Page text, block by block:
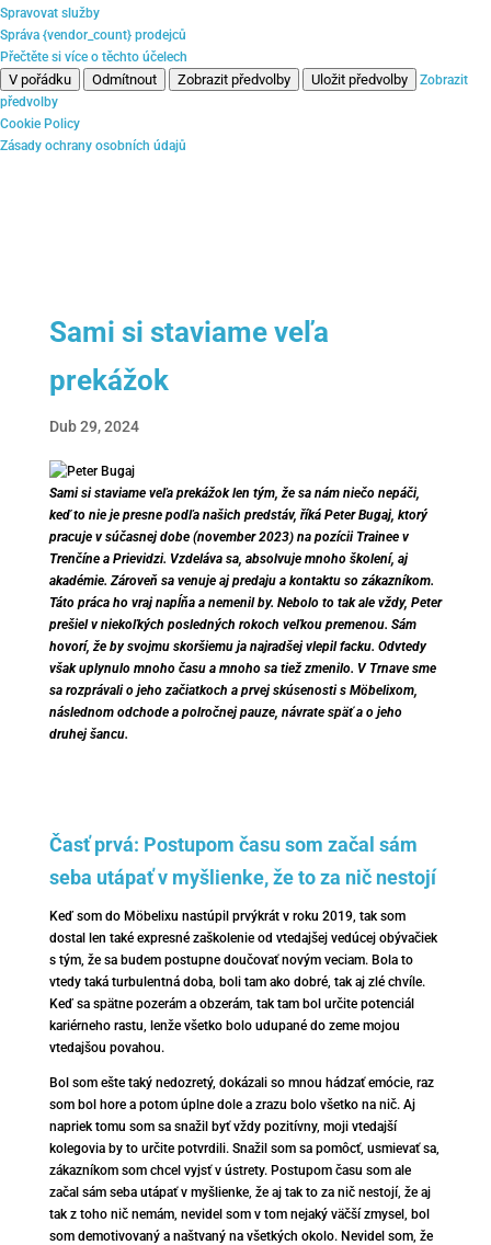
Spravovat služby
Správa {vendor_count} prodejců
Přečtěte si více o těchto účelech
V pořádku Odmítnout Zobrazit předvolby Uložit předvolby
Zobrazit
předvolby
Cookie Policy
Zásady ochrany osobních údajů
Sami si staviame veľa
prekážok
Dub 29, 2024
Sami si staviame veľa prekážok len tým, že sa nám niečo nepáči,
keď to nie je presne podľa našich predstáv, říká Peter Bugaj, ktorý
pracuje v súčasnej dobe (november 2023) na pozícii Trainee v
Trenčíne a Prievidzi. Vzdeláva sa, absolvuje mnoho školení, aj
akadémie. Zároveň sa venuje aj predaju a kontaktu so zákazníkom.
Táto práca ho vraj napĺňa a nemenil by. Nebolo to tak ale vždy, Peter
prešiel v niekoľkých posledných rokoch veľkou premenou. Sám
hovorí, že by svojmu skoršiemu ja najradšej vlepil facku. Odvtedy
však uplynulo mnoho času a mnoho sa tiež zmenilo. V Trnave sme
sa rozprávali o jeho začiatkoch a prvej skúsenosti s Möbelixom,
následnom odchode a polročnej pauze, návrate späť a o jeho
druhej šancu.
Časť prvá: Postupom času som začal sám
seba utápať v myšlienke, že to za nič nestojí
Keď som do Möbelixu nastúpil prvýkrát v roku 2019, tak som
dostal len také expresné zaškolenie od vtedajšej vedúcej obývačiek
s tým, že sa budem postupne doučovať novým veciam. Bola to
vtedy taká turbulentná doba, boli tam ako dobré, tak aj zlé chvíle.
Keď sa spätne pozerám a obzerám, tak tam bol určite potenciál
kariérneho rastu, lenže všetko bolo udupané do zeme mojou
vtedajšou povahou.
Bol som ešte taký nedozretý, dokázali so mnou hádzať emócie, raz
som bol hore a potom úplne dole a zrazu bolo všetko na nič. Aj
napriek tomu som sa snažil byť vždy pozitívny, moji vtedajší
kolegovia by to určite potvrdili. Snažil som sa pomôcť, usmievať sa,
zákazníkom som chcel vyjsť v ústrety. Postupom času som ale
začal sám seba utápať v myšlienke, že aj tak to za nič nestojí, že aj
tak z toho nič nemám, nevidel som v tom nejaký väčší zmysel, bol
som demotivovaný a naštvaný na všetkých okolo. Nevidel som, že